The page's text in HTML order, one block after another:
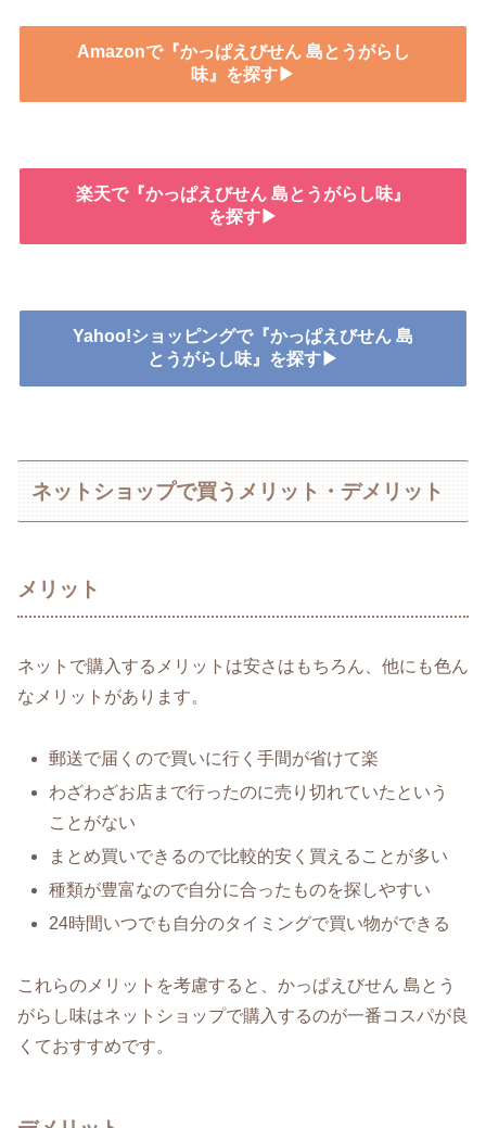
Amazonで『かっぱえびせん 島とうがらし
味』を探す▶
楽天で『かっぱえびせん 島とうがらし味』
を探す▶
Yahoo!ショッピングで『かっぱえびせん 島
とうがらし味』を探す▶
ネットショップで買うメリット・デメリット
メリット
ネットで購入するメリットは安さはもちろん、他にも色ん
なメリットがあります。
郵送で届くので買いに行く手間が省けて楽
わざわざお店まで行ったのに売り切れていたという
ことがない
まとめ買いできるので比較的安く買えることが多い
種類が豊富なので自分に合ったものを探しやすい
24時間いつでも自分のタイミングで買い物ができる
これらのメリットを考慮すると、かっぱえびせん 島とう
がらし味はネットショップで購入するのが一番コスパが良
くておすすめです。